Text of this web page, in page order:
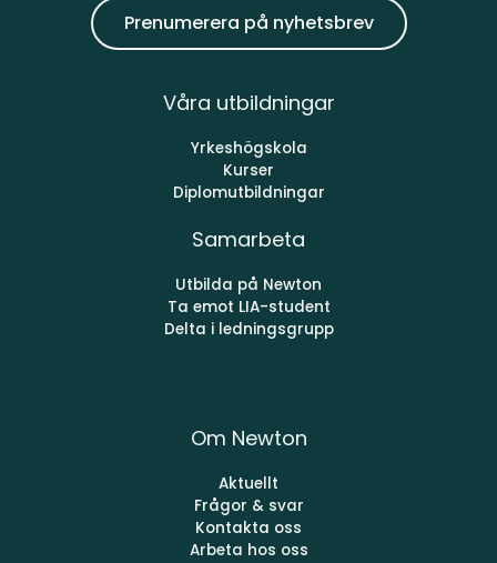
Prenumerera på nyhetsbrev
Våra utbildningar
Yrkeshögskola
Kurser
Diplomutbildningar
Samarbeta
Utbilda på Newton
Ta emot LIA-student
Delta i ledningsgrupp
Om Newton
Aktuellt
Frågor & svar
Kontakta oss
Arbeta hos oss